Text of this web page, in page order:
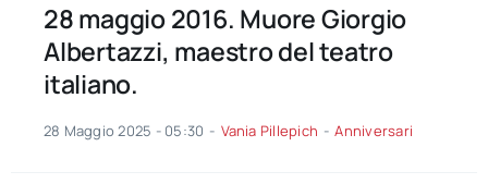
28 maggio 2016. Muore Giorgio
Albertazzi, maestro del teatro
italiano.
28 Maggio 2025 - 05:30 - Vania Pillepich - Anniversari